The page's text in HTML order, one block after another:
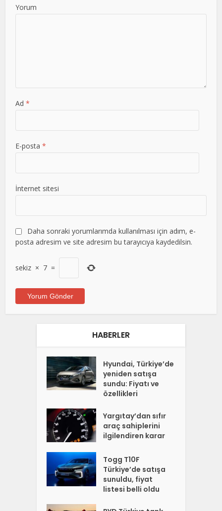
Yorum
Ad*
E-posta*
İnternet sitesi
Daha sonraki yorumlarımda kullanılması için adım, e-
posta adresim ve site adresim bu tarayıcıya kaydedilsin.
sekiz × 7 =
HABERLER
Hyundai, Türkiye’de
yeniden satışa
sundu: Fiyatı ve
özellikleri
Yargıtay’dan sıfır
araç sahiplerini
ilgilendiren karar
Togg T10F
Türkiye’de satışa
sunuldu, fiyat
listesi belli oldu